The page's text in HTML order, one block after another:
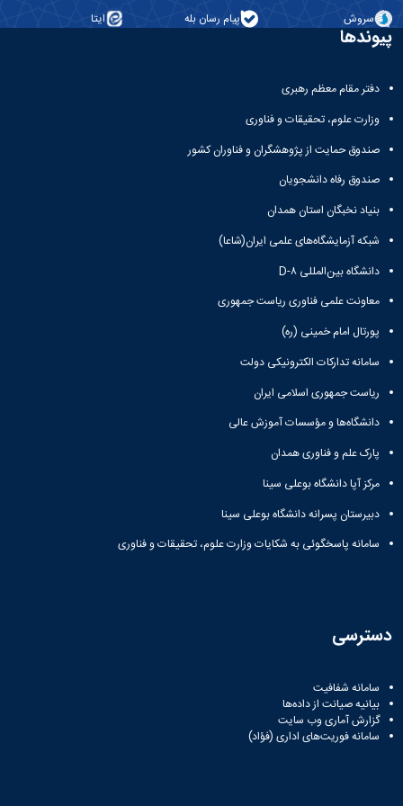
ورزشی
دانشکده
فنی
و
منابع
طبیعی
تویسرکان
فنی
و
کبودرآهنگ
مدیریت
حسابداری
صنایع
غذایی
نهاوند
سایر
برنامه
های
آموزشی
آموزش
آزاد
برنامه
سروش پیام رسان بله ایتا
پیوندها
دفتر مقام معظم رهبری
وزارت علوم، تحقیقات و فناوری
صندوق حمایت از پژوهشگران و فناوران کشور
صندوق رفاه دانشجویان
بنیاد نخبگان استان همدان
شبکه آزمایشگاه‌های علمی ایران(شاعا)
دانشگاه بین‌المللی D-۸
معاونت علمی فناوری ریاست جمهوری
پورتال امام خمینی (ره)
سامانه تدارکات الکترونیکی دولت
ریاست جمهوری اسلامی ایران
دانشگاه‌ها و مؤسسات آموزش عالی
پارک علم و فناوری همدان
مرکز آپا دانشگاه بوعلی سینا
دبیرستان پسرانه دانشگاه بوعلی سینا
سامانه پاسخگوئی به شکایات وزارت علوم، تحقیقات و فناوری
دسترسی
سامانه شفافیت
بیانیه صیانت از داده‌ها
گزارش آماری وب‌ سایت
سامانه فوریت‌های اداری (فؤاد)